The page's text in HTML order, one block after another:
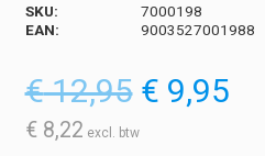
SKU:
7000198
EAN:
9003527001988
€12,95
prijs
was:
€ 9,95
€ 8,22